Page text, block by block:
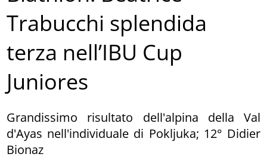
Trabucchi splendida
terza nell’IBU Cup
Juniores
Grandissimo risultato dell'alpina della Val
d'Ayas nell'individuale di Pokljuka; 12° Didier
Bionaz